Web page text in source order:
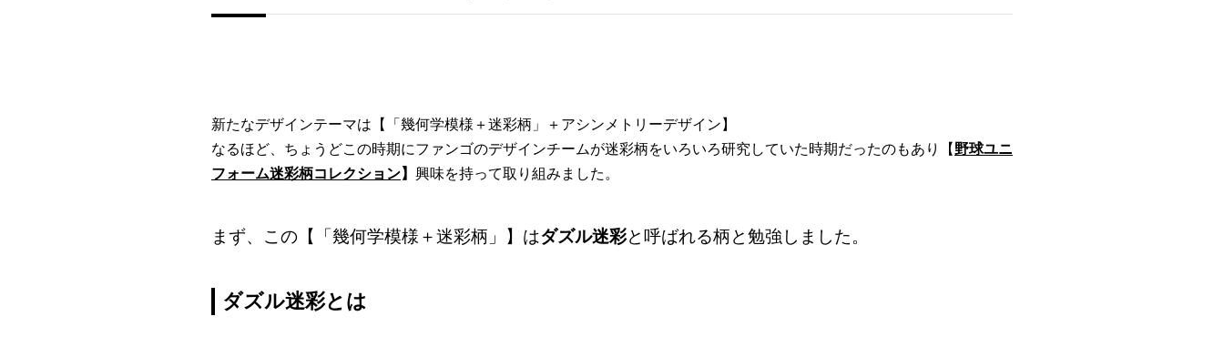
新たなデザインテーマは【「幾何学模様＋迷彩柄」＋アシンメトリーデザイン】
なるほど、ちょうどこの時期にファンゴのデザインチームが迷彩柄をいろいろ研究していた時期だったのもあり【 野球ユニ
フォーム迷彩柄コレクション】 興味を持って取り組みました。
まず、この【「幾何学模様＋迷彩柄」】はダズル迷彩と呼ばれる柄と勉強しました。
ダズル迷彩とは